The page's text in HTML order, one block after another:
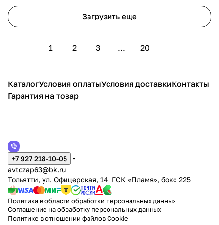
Загрузить еще
1 2 3 ... 20
КаталогУсловия оплатыУсловия доставкиКонтакты
Гарантия на товар
+7 927 218-10-05
avtozap63@bk.ru
Тольятти, ул. Офицерская, 14, ГСК «Пламя», бокс 225
Политика в области обработки персональных данных
Соглашение на обработку персональных данных
Политике в отношении файлов Cookie